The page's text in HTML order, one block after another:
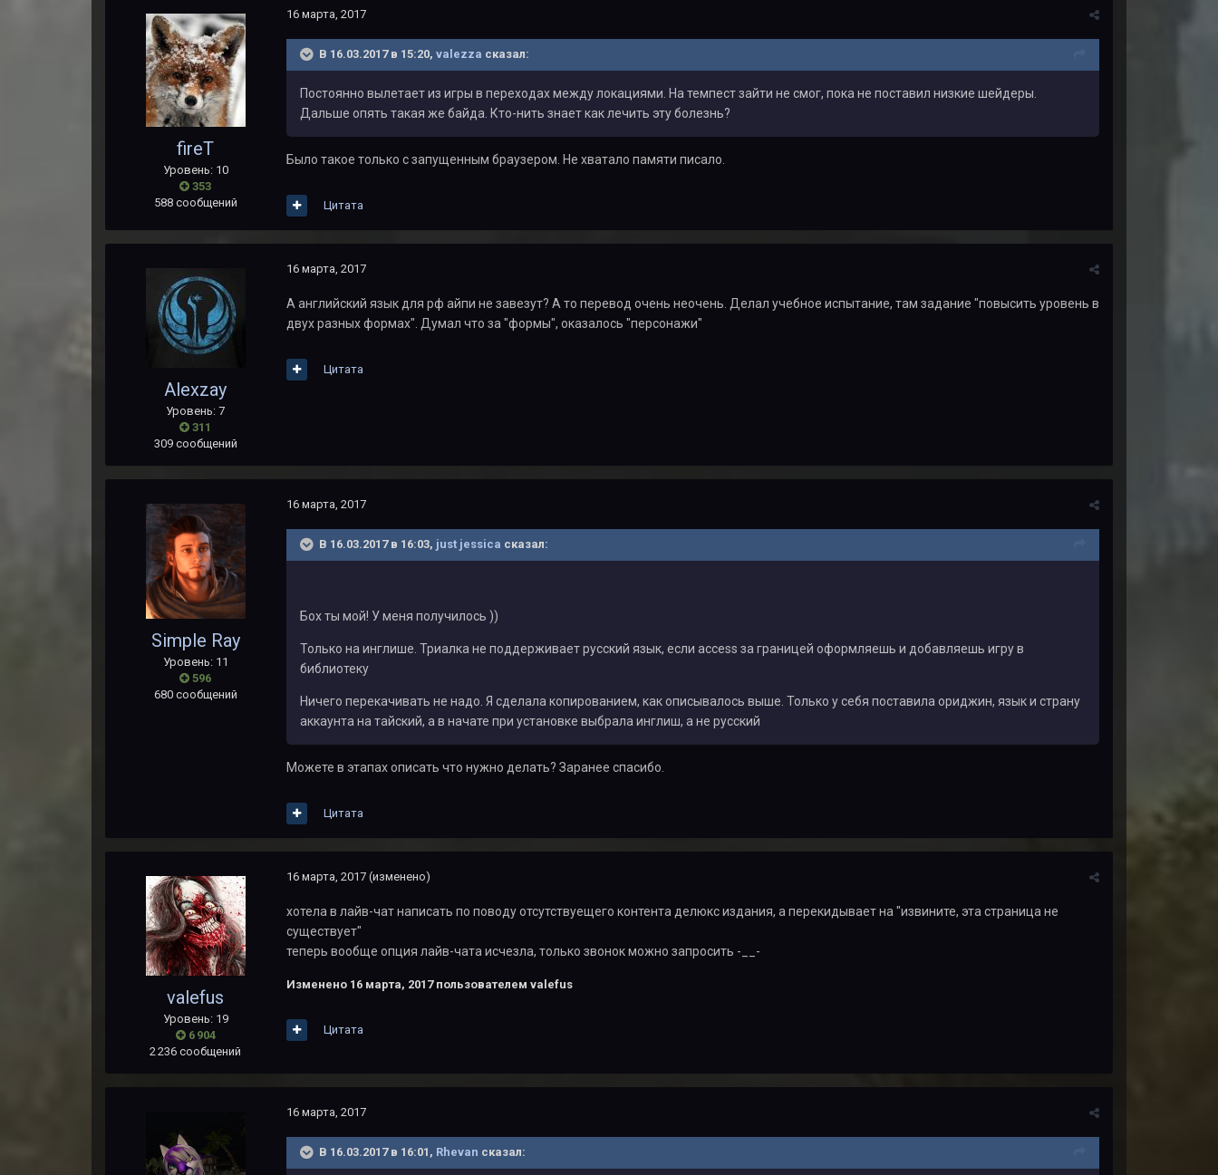
fireT
Уровень: 10
353
588 сообщений
16 марта, 2017
В 16.03.2017 в 15:20, valezza сказал:
Постоянно вылетает из игры в переходах между локациями. На темпест зайти не смог, пока не поставил низкие шейдеры.
Дальше опять такая же байда. Кто-нить знает как лечить эту болезнь?
Было такое только с запущенным браузером. Не хватало памяти писало.
Цитата
Alexzay
Уровень: 7
311
309 сообщений
16 марта, 2017
А английский язык для рф айпи не завезут? А то перевод очень неочень. Делал учебное испытание, там задание "повысить уровень в
двух разных формах". Думал что за "формы", оказалось "персонажи"
Цитата
Simple Ray
Уровень: 11
596
680 сообщений
16 марта, 2017
В 16.03.2017 в 16:03, just jessica сказал:
Бох ты мой! У меня получилось ))
Только на инглише. Триалка не поддерживает русский язык, если access за границей оформляешь и добавляешь игру в
библиотеку
Ничего перекачивать не надо. Я сделала копированием, как описывалось выше. Только у себя поставила ориджин, язык и страну
аккаунта на тайский, а в начате при установке выбрала инглиш, а не русский
Можете в этапах описать что нужно делать? Заранее спасибо.
Цитата
valefus
Уровень: 19
6 904
2 236 сообщений
16 марта, 2017 (изменено)
хотела в лайв-чат написать по поводу отсутствуещего контента делюкс издания, а перекидывает на "извините, эта страница не
существует"
теперь вообще опция лайв-чата исчезла, только звонок можно запросить -__-
Изменено 16 марта, 2017пользователем valefus
Цитата
16 марта, 2017
В 16.03.2017 в 16:01, Rhevan сказал: